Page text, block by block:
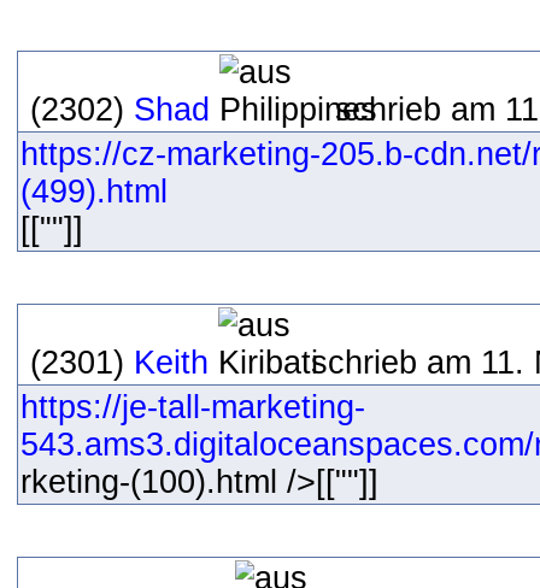
(2302) Shad
schrieb am
https://cz-marketing-205.b-
(499).html
[[""]]
(2301) Keith
schrieb am 11.
https://je-tall-marketing-
rketing-(100).html />[[""]]